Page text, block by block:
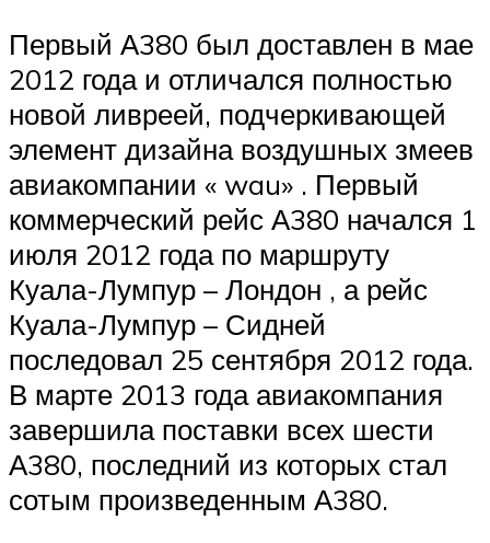
Первый А380 был доставлен в мае
2012 года и отличался полностью
новой ливреей, подчеркивающей
элемент дизайна воздушных змеев
авиакомпании « wau» . Первый
коммерческий рейс А380 начался 1
июля 2012 года по маршруту
Куала-Лумпур – Лондон , а рейс
Куала-Лумпур – Сидней
последовал 25 сентября 2012 года.
В марте 2013 года авиакомпания
завершила поставки всех шести
А380, последний из которых стал
сотым произведенным А380.